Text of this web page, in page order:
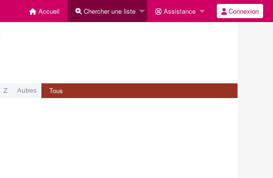
Accueil Chercher une liste Assistance Connexion
Z Autres Tous